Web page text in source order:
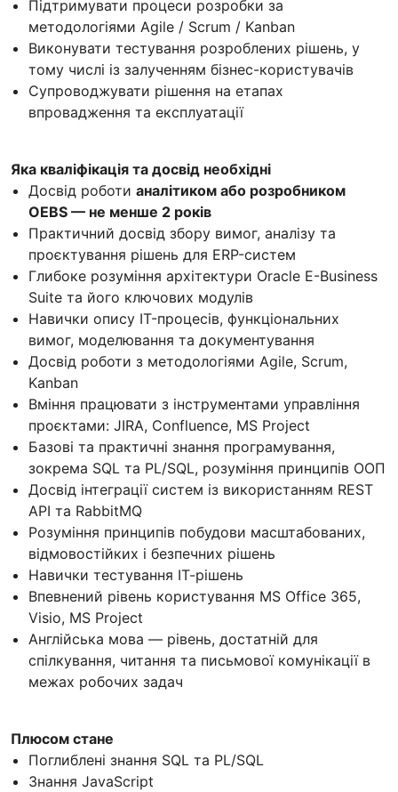
Підтримувати процеси розробки за
методологіями Agile / Scrum / Kanban
Виконувати тестування розроблених рішень, у
тому числі із залученням бізнес-користувачів
Супроводжувати рішення на етапах
впровадження та експлуатації
Яка кваліфікація та досвід необхідні
Досвід роботи аналітиком або розробником
OEBS — не менше 2 років
Практичний досвід збору вимог, аналізу та
проєктування рішень для ERP-систем
Глибоке розуміння архітектури Oracle E-Business
Suite та його ключових модулів
Навички опису IT-процесів, функціональних
вимог, моделювання та документування
Досвід роботи з методологіями Agile, Scrum,
Kanban
Вміння працювати з інструментами управління
проєктами: JIRA, Confluence, MS Project
Базові та практичні знання програмування,
зокрема SQL та PL/SQL, розуміння принципів ООП
Досвід інтеграції систем із використанням REST
API та RabbitMQ
Розуміння принципів побудови масштабованих,
відмовостійких і безпечних рішень
Навички тестування ІТ-рішень
Впевнений рівень користування MS Office 365,
Visio, MS Project
Англійська мова — рівень, достатній для
спілкування, читання та письмової комунікації в
межах робочих задач
Плюсом стане
Поглиблені знання SQL та PL/SQL
Знання JavaScript